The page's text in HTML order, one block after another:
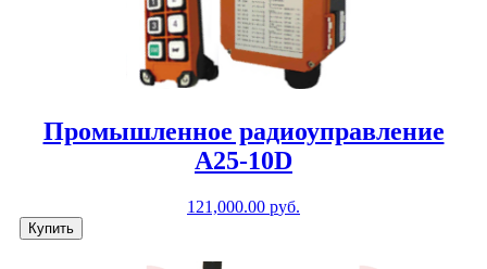
Промышленное радиоуправление
A25-10D
121,000.00 руб.
Купить